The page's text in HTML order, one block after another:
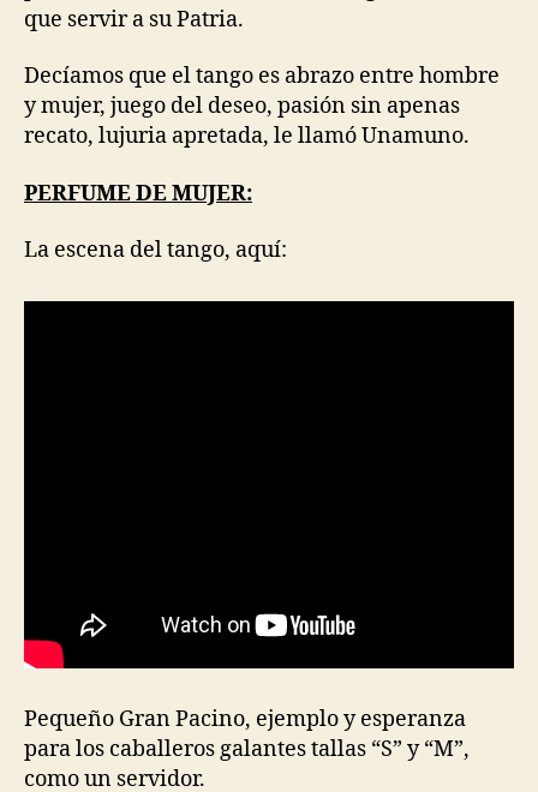
que servir a su Patria.
Decíamos que el tango es abrazo entre hombre
y mujer, juego del deseo, pasión sin apenas
recato, lujuria apretada, le llamó Unamuno.
PERFUME DE MUJER:
La escena del tango, aquí:
Pequeño Gran Pacino, ejemplo y esperanza
para los caballeros galantes tallas “S” y “M”,
como un servidor.